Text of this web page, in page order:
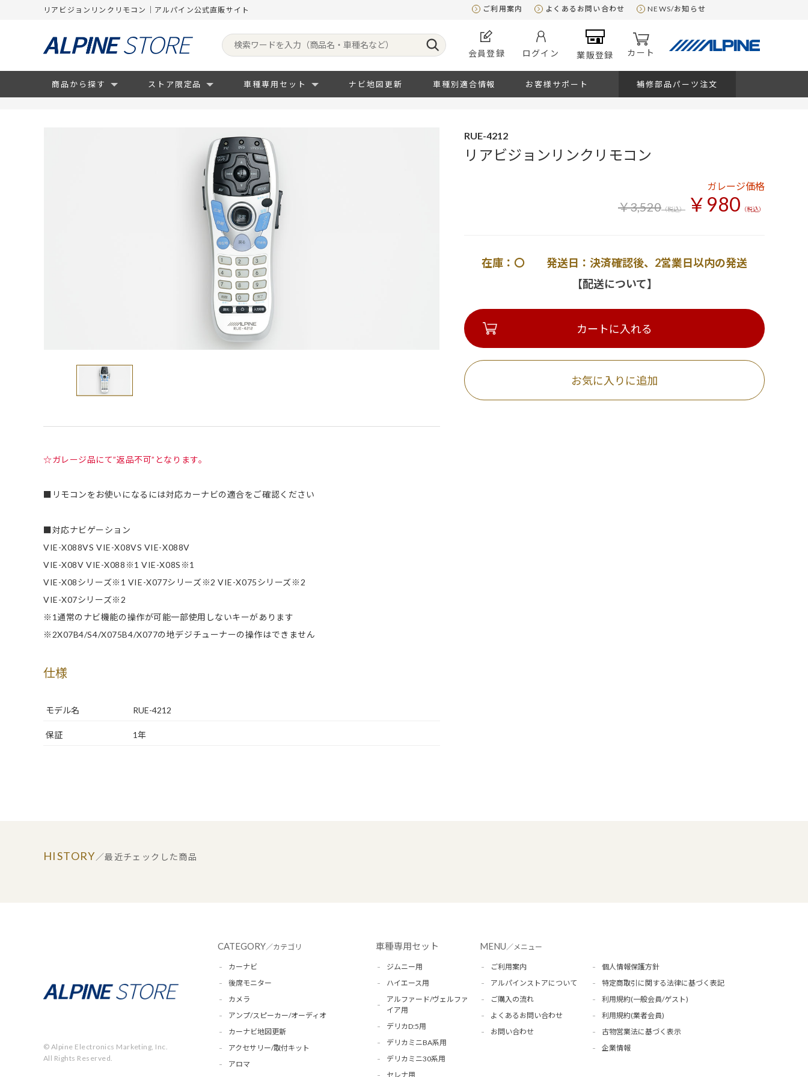
リアビジョンリンクリモコン｜アルパイン公式直販サイト ご利用案内 よくあるお問い合わせ NEWS/お知らせ
会員登録 ログイン 業販登録 カート
商品から探す ストア限定品 車種専用セット ナビ地図更新 車種別適合情報 お客様サポート 補修部品パーツ注文
☆ガレージ品にて”返品不可”となります。
■リモコンをお使いになるには対応カーナビの適合をご確認ください
■対応ナビゲーション
VIE-X088VS VIE-X08VS VIE-X088V
VIE-X08V VIE-X088※1 VIE-X08S※1
VIE-X08シリーズ※1 VIE-X077シリーズ※2 VIE-X075シリーズ※2
VIE-X07シリーズ※2
※1通常のナビ機能の操作が可能一部使用しないキーがあります
※2X07B4/S4/X075B4/X077の地デジチューナーの操作はできません
仕様
モデル名 RUE-4212
保証 1年
RUE-4212
リアビジョンリンクリモコン
ガレージ価格
￥3,520（税込） ￥980 （税込）
在庫：〇 発送日：決済確認後、2営業日以内の発送
【配送について】
カートに入れる
お気に入りに追加
HISTORY／最近チェックした商品
© Alpine Electronics Marketing, Inc.
All Rights Reserved.
CATEGORY／カテゴリ
カーナビ
後席モニター
カメラ
アンプ/スピーカー/オーディオ
カーナビ地図更新
アクセサリー/取付キット
アロマ
車種専用セット
ジムニー用
ハイエース用
アルファード/ヴェルファ
イア用
デリカD:5用
デリカミニBA系用
デリカミニ30系用
セレナ用
MENU／メニュー
ご利用案内
アルパインストアについて
ご購入の流れ
よくあるお問い合わせ
お問い合わせ
個人情報保護方針
特定商取引に関する法律に基づく表記
利用規約(一般会員/ゲスト)
利用規約(業者会員)
古物営業法に基づく表示
企業情報